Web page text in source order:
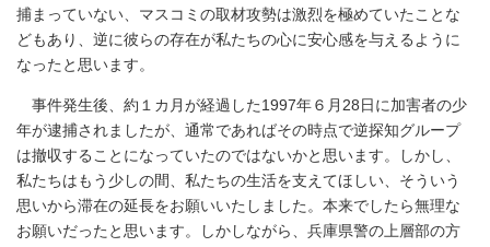
捕まっていない、マスコミの取材攻勢は激烈を極めていたことな
どもあり、逆に彼らの存在が私たちの心に安心感を与えるように
なったと思います。
事件発生後、約１カ月が経過した1997年６月28日に加害者の少
年が逮捕されましたが、通常であればその時点で逆探知グループ
は撤収することになっていたのではないかと思います。しかし、
私たちはもう少しの間、私たちの生活を支えてほしい、そういう
思いから滞在の延長をお願いいたしました。本来でしたら無理な
お願いだったと思います。しかしながら、兵庫県警の上層部の方